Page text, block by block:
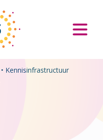
• Kennisinfrastructuur